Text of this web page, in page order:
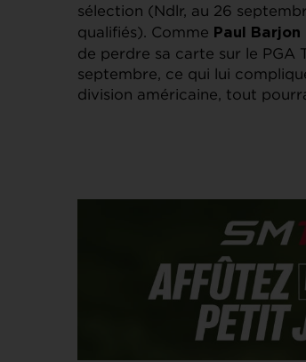
sélection (Ndlr, au 26
qualifiés). Comme Paul Barjon
de perdre sa carte sur le PGA
septembre, ce qui lui
division américaine, tout